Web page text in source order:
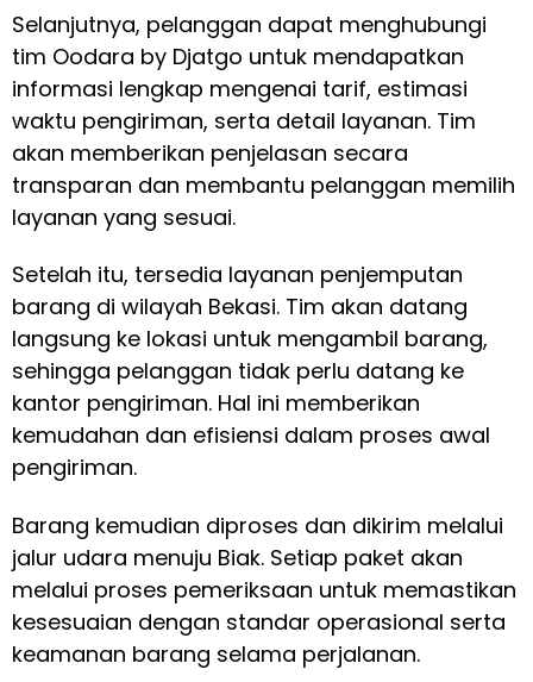
Selanjutnya, pelanggan dapat menghubungi
tim Oodara by Djatgo untuk mendapatkan
informasi lengkap mengenai tarif, estimasi
waktu pengiriman, serta detail layanan. Tim
akan memberikan penjelasan secara
transparan dan membantu pelanggan memilih
layanan yang sesuai.
Setelah itu, tersedia layanan penjemputan
barang di wilayah Bekasi. Tim akan datang
langsung ke lokasi untuk mengambil barang,
sehingga pelanggan tidak perlu datang ke
kantor pengiriman. Hal ini memberikan
kemudahan dan efisiensi dalam proses awal
pengiriman.
Barang kemudian diproses dan dikirim melalui
jalur udara menuju Biak. Setiap paket akan
melalui proses pemeriksaan untuk memastikan
kesesuaian dengan standar operasional serta
keamanan barang selama perjalanan.